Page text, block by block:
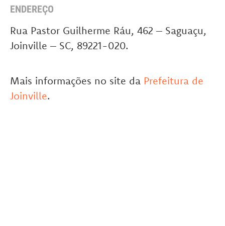
ENDEREÇO
Rua Pastor Guilherme Ráu, 462 – Saguaçu,
Joinville – SC, 89221-020.
Mais informações no site da Prefeitura de
Joinville.